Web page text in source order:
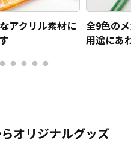
アクリル素材に
全9色の
用途にあ
オリジナルグッズ